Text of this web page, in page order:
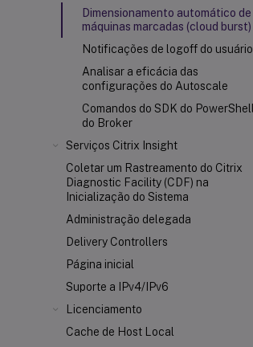
Dimensionamento automático de
máquinas marcadas (cloud burst)
Notificações de logoff do usuário
Analisar a eficácia das
configurações do Autoscale
Comandos do SDK do PowerShell
do Broker
Serviços Citrix Insight
Coletar um Rastreamento do Citrix
Diagnostic Facility (CDF) na
Inicialização do Sistema
Administração delegada
Delivery Controllers
Página inicial
Suporte a IPv4/IPv6
Licenciamento
Cache de Host Local